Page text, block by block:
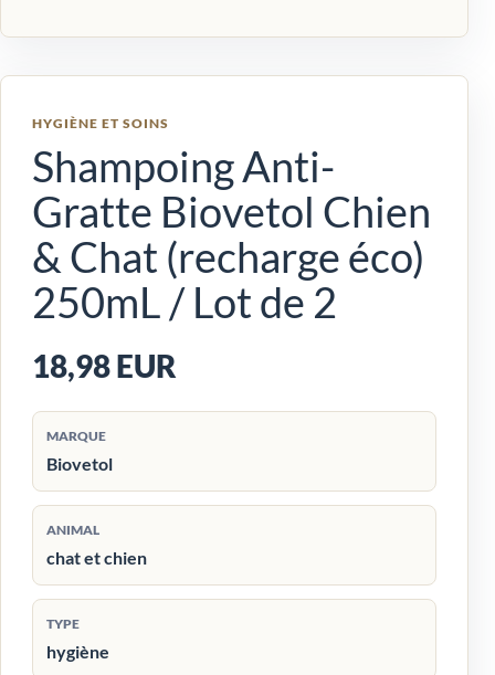
HYGIÈNE ET SOINS
Shampoing Anti-
Gratte Biovetol Chien
& Chat (recharge éco)
250mL / Lot de 2
18,98 EUR
MARQUE
Biovetol
ANIMAL
chat et chien
TYPE
hygiène